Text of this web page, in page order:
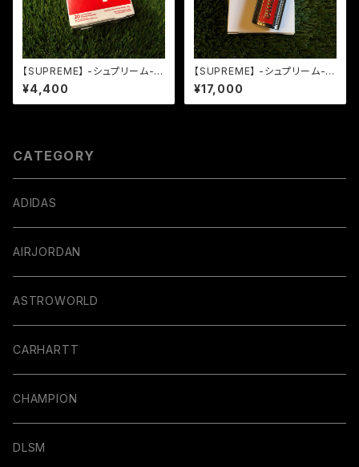
【SUPREME】 -シュプリーム-S
S19 BAND AID
¥4,400
【SUPREME】 -シュプリーム-S
S19 METAL LIGHTER HOLS
TER SILVER
¥17,000
CATEGORY
ADIDAS
AIRJORDAN
ASTROWORLD
CARHARTT
CHAMPION
DLSM